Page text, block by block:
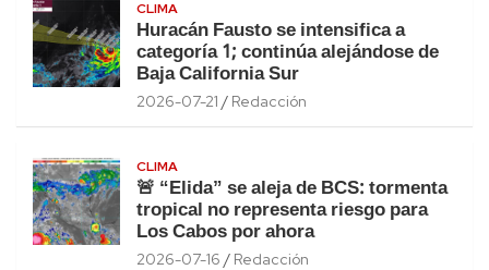
CLIMA
Huracán Fausto se intensifica a
categoría 1; continúa alejándose de
Baja California Sur
2026-07-21 Redacción
CLIMA
🚨 “Elida” se aleja de BCS: tormenta
tropical no representa riesgo para
Los Cabos por ahora
2026-07-16 Redacción